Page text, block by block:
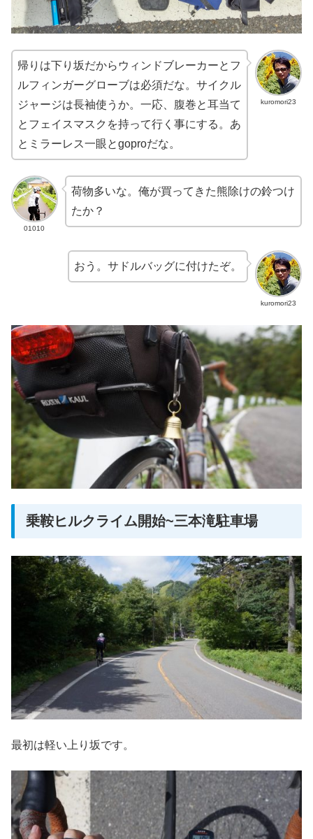
kuromori23
帰りは下り坂だからウィンドブレーカーとフ
ルフィンガーグローブは必須だな。サイクル
ジャージは長袖使うか。一応、腹巻と耳当て
とフェイスマスクを持って行く事にする。あ
とミラーレス一眼とgoproだな。
01010
荷物多いな。俺が買ってきた熊除けの鈴つけ
たか？
kuromori23
おう。サドルバッグに付けたぞ。
乗鞍ヒルクライム開始~三本滝駐車場
最初は軽い上り坂です。